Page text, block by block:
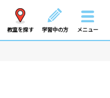
教室を探す 学習中の方 メニュー